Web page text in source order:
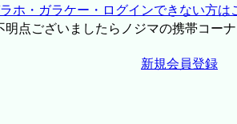
ホ・ガラケー・ログインできない方は
点ございましたらノジマの携帯コーナ
新規会員登録